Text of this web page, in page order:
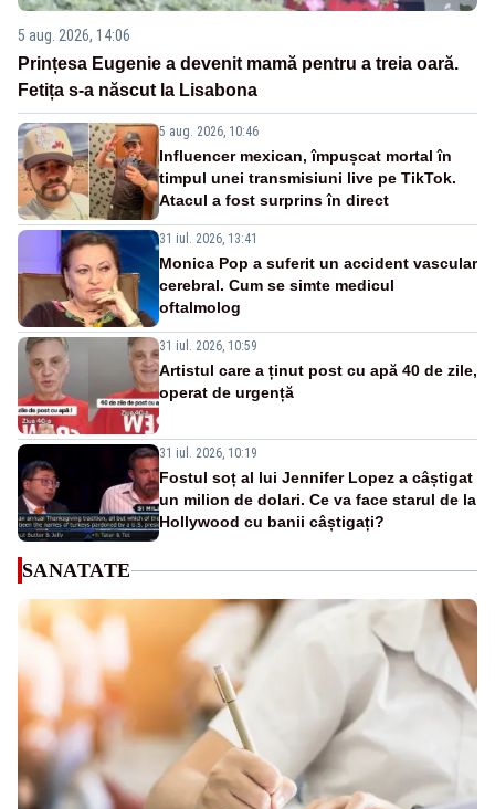
5 aug. 2026, 14:06
Prințesa Eugenie a devenit mamă pentru a treia oară.
Fetița s-a născut la Lisabona
5 aug. 2026, 10:46
Influencer mexican, împușcat mortal în
timpul unei transmisiuni live pe TikTok.
Atacul a fost surprins în direct
31 iul. 2026, 13:41
Monica Pop a suferit un accident vascular
cerebral. Cum se simte medicul
oftalmolog
31 iul. 2026, 10:59
Artistul care a ținut post cu apă 40 de zile,
operat de urgență
31 iul. 2026, 10:19
Fostul soț al lui Jennifer Lopez a câștigat
un milion de dolari. Ce va face starul de la
Hollywood cu banii câștigați?
SANATATE